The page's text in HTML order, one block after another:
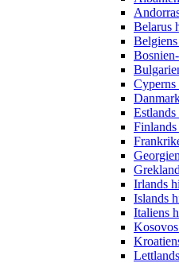
Belarus
Cyperns
Estlands
Irlands
Islands
Italiens